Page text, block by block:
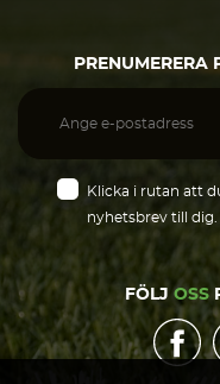
PRENUMERERA
Klicka i rutan att
nyhetsbrev till dig.
FÖLJ OSS